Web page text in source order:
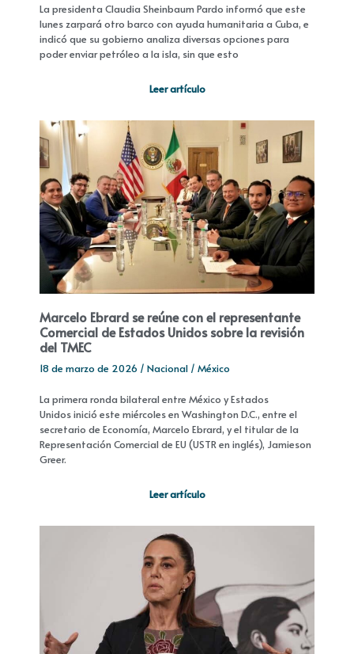
La presidenta Claudia Sheinbaum Pardo informó que este
lunes zarpará otro barco con ayuda humanitaria a Cuba, e
indicó que su gobierno analiza diversas opciones para
poder enviar petróleo a la isla, sin que esto
Leer artículo
Marcelo Ebrard se reúne con el representante
Comercial de Estados Unidos sobre la revisión
del TMEC
18 de marzo de 2026 / Nacional / México
La primera ronda bilateral entre México y Estados
Unidos inició este miércoles en Washington D.C., entre el
secretario de Economía, Marcelo Ebrard, y el titular de la
Representación Comercial de EU (USTR en inglés), Jamieson
Greer.
Leer artículo